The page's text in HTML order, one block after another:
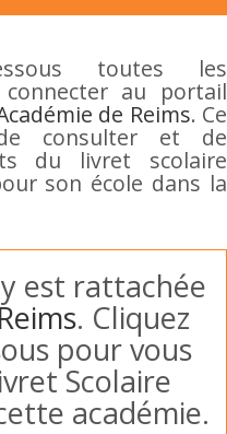
toutes les
au portail
de Reims. Ce
consulter et de
du livret scolaire
son école dans la
est rattachée
. Cliquez
pour vous
Scolaire
académie.